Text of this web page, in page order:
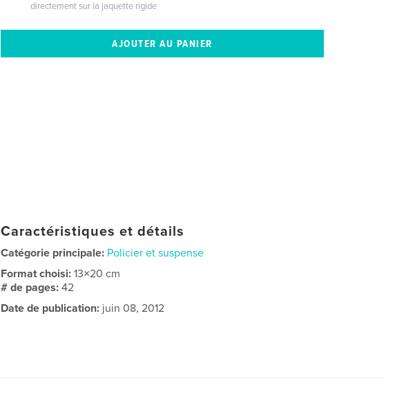
directement sur la jaquette rigide
Caractéristiques et détails
Catégorie principale: Policier et suspense
Format choisi:13×20 cm
# de pages:42
Date de publication: juin 08, 2012